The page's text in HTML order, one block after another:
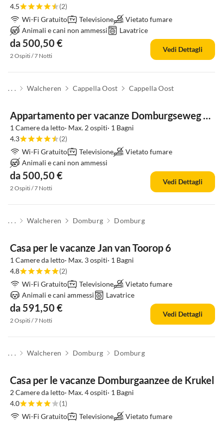
4.5
(2)
Wi-Fi Gratuito
Televisione
Vietato fumare
Animali e cani non ammessi
Lavatrice
da 500,50 €
2 Ospiti / 7 Notti
Vedi Dettagli
. . . Walcheren Cappella Oost Cappella Oost
Appartamento per vacanze Domburgseweg 52 Appartamento
1 Camere da letto· Max. 2 ospiti· 1 Bagni
4.3
(2)
Wi-Fi Gratuito
Televisione
Vietato fumare
Animali e cani non ammessi
da 500,50 €
2 Ospiti / 7 Notti
Vedi Dettagli
. . . Walcheren Domburg Domburg
Casa per le vacanze Jan van Toorop 6
1 Camere da letto· Max. 3 ospiti· 1 Bagni
4.8
(2)
Wi-Fi Gratuito
Televisione
Vietato fumare
Animali e cani ammessi
Lavatrice
da 591,50 €
2 Ospiti / 7 Notti
Vedi Dettagli
. . . Walcheren Domburg Domburg
Casa per le vacanze Domburgaanzee de Krukel
2 Camere da letto· Max. 4 ospiti· 1 Bagni
4.0
(1)
Wi-Fi Gratuito
Televisione
Vietato fumare